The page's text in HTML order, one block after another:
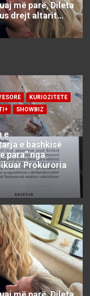
më parë, Dileta
drejt altarit…
KURIOZITETE
SHOWBIZ
e
e bashkisë
para” nga
Prokuroria